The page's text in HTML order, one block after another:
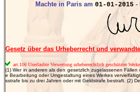
Machte in Paris am 01-01-2015 -
Gesetz über das Urheberrecht und
art.106 Unerlaubte Verwertung urheberrechtlich geschützter Werke
(1) Wer in anderen als den gesetzlich zugelassenen
e Bearbeitung oder Umgestaltung eines Werkes
sstrafe bis zu drei Jahren oder mit Geldstrafe bestraft. (2)